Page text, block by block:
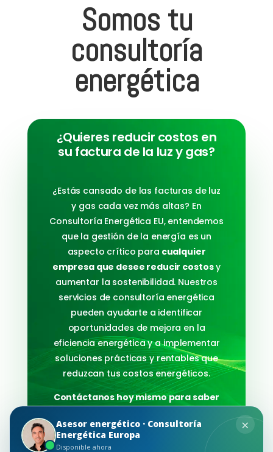
Somos tu
consultoría
energética
¿Quieres reducir costos en
su factura de la luz y gas?
¿Estás cansado de las facturas de luz
y gas cada vez más altas? En
Consultoría Energética EU, entendemos
que la gestión de la energía es un
aspecto crítico para cualquier
empresa que desee reducir costosy
aumentar la sostenibilidad. Nuestros
servicios de consultoría energética
pueden ayudarte a identificar
oportunidades de mejora en la
eficiencia energética y a implementar
soluciones prácticas y rentables que
reduzcan tus costos energéticos.
Contáctanos hoy mismo para saber
en tu factura de luz y gas.
Asesor energético · Consultoría
Energética Europa
Disponible ahora
×